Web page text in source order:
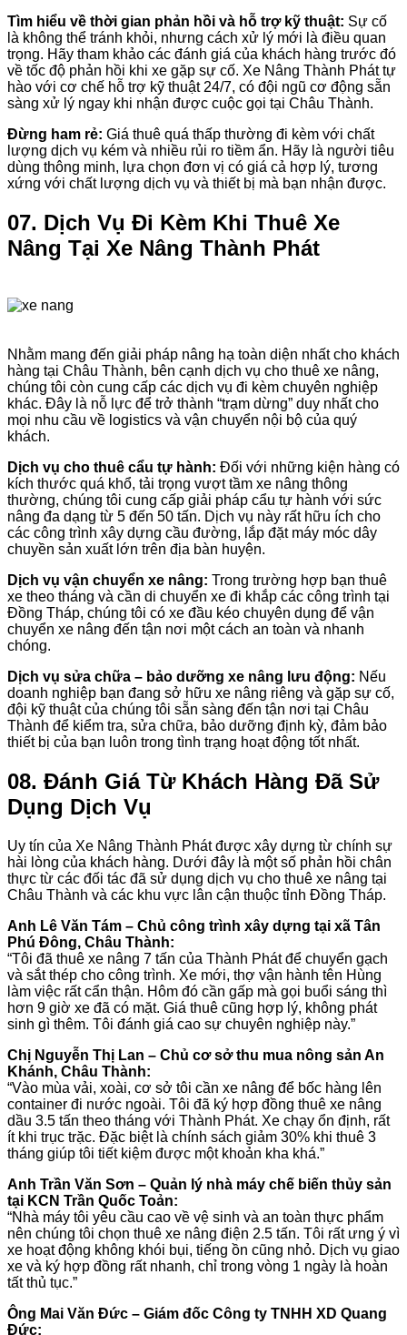
Tìm hiểu về thời gian phản hồi và hỗ trợ kỹ thuật: Sự cố
là không thể tránh khỏi, nhưng cách xử lý mới là điều quan
trọng. Hãy tham khảo các đánh giá của khách hàng trước đó
về tốc độ phản hồi khi xe gặp sự cố. Xe Nâng Thành Phát tự
hào với cơ chế hỗ trợ kỹ thuật 24/7, có đội ngũ cơ động sẵn
sàng xử lý ngay khi nhận được cuộc gọi tại Châu Thành.
Đừng ham rẻ: Giá thuê quá thấp thường đi kèm với chất
lượng dịch vụ kém và nhiều rủi ro tiềm ẩn. Hãy là người tiêu
dùng thông minh, lựa chọn đơn vị có giá cả hợp lý, tương
xứng với chất lượng dịch vụ và thiết bị mà bạn nhận được.
07. Dịch Vụ Đi Kèm Khi Thuê Xe
Nâng Tại Xe Nâng Thành Phát
Nhằm mang đến giải pháp nâng hạ toàn diện nhất cho khách
hàng tại Châu Thành, bên cạnh dịch vụ cho thuê xe nâng,
chúng tôi còn cung cấp các dịch vụ đi kèm chuyên nghiệp
khác. Đây là nỗ lực để trở thành “trạm dừng” duy nhất cho
mọi nhu cầu về logistics và vận chuyển nội bộ của quý
khách.
Dịch vụ cho thuê cẩu tự hành: Đối với những kiện hàng có
kích thước quá khổ, tải trọng vượt tầm xe nâng thông
thường, chúng tôi cung cấp giải pháp cẩu tự hành với sức
nâng đa dạng từ 5 đến 50 tấn. Dịch vụ này rất hữu ích cho
các công trình xây dựng cầu đường, lắp đặt máy móc dây
chuyền sản xuất lớn trên địa bàn huyện.
Dịch vụ vận chuyển xe nâng: Trong trường hợp bạn thuê
xe theo tháng và cần di chuyển xe đi khắp các công trình tại
Đồng Tháp, chúng tôi có xe đầu kéo chuyên dụng để vận
chuyển xe nâng đến tận nơi một cách an toàn và nhanh
chóng.
Dịch vụ sửa chữa – bảo dưỡng xe nâng lưu động: Nếu
doanh nghiệp bạn đang sở hữu xe nâng riêng và gặp sự cố,
đội kỹ thuật của chúng tôi sẵn sàng đến tận nơi tại Châu
Thành để kiểm tra, sửa chữa, bảo dưỡng định kỳ, đảm bảo
thiết bị của bạn luôn trong tình trạng hoạt động tốt nhất.
08. Đánh Giá Từ Khách Hàng Đã Sử
Dụng Dịch Vụ
Uy tín của Xe Nâng Thành Phát được xây dựng từ chính sự
hài lòng của khách hàng. Dưới đây là một số phản hồi chân
thực từ các đối tác đã sử dụng dịch vụ cho thuê xe nâng tại
Châu Thành và các khu vực lân cận thuộc tỉnh Đồng Tháp.
Anh Lê Văn Tám – Chủ công trình xây dựng tại xã Tân
Phú Đông, Châu Thành:
“Tôi đã thuê xe nâng 7 tấn của Thành Phát để chuyển gạch
và sắt thép cho công trình. Xe mới, thợ vận hành tên Hùng
làm việc rất cẩn thận. Hôm đó cần gấp mà gọi buổi sáng thì
hơn 9 giờ xe đã có mặt. Giá thuê cũng hợp lý, không phát
sinh gì thêm. Tôi đánh giá cao sự chuyên nghiệp này.”
Chị Nguyễn Thị Lan – Chủ cơ sở thu mua nông sản An
Khánh, Châu Thành:
“Vào mùa vải, xoài, cơ sở tôi cần xe nâng để bốc hàng lên
container đi nước ngoài. Tôi đã ký hợp đồng thuê xe nâng
dầu 3.5 tấn theo tháng với Thành Phát. Xe chạy ổn định, rất
ít khi trục trặc. Đặc biệt là chính sách giảm 30% khi thuê 3
tháng giúp tôi tiết kiệm được một khoản kha khá.”
Anh Trần Văn Sơn – Quản lý nhà máy chế biến thủy sản
tại KCN Trần Quốc Toản:
“Nhà máy tôi yêu cầu cao về vệ sinh và an toàn thực phẩm
nên chúng tôi chọn thuê xe nâng điện 2.5 tấn. Tôi rất ưng ý vì
xe hoạt động không khói bụi, tiếng ồn cũng nhỏ. Dịch vụ giao
xe và ký hợp đồng rất nhanh, chỉ trong vòng 1 ngày là hoàn
tất thủ tục.”
Ông Mai Văn Đức – Giám đốc Công ty TNHH XD Quang
Đức: